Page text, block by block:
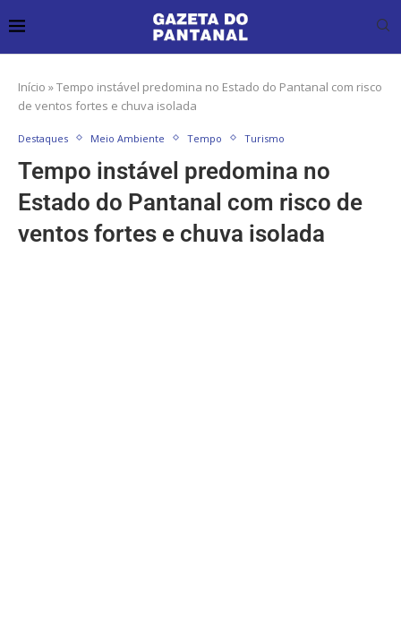
Início »Tempo instável predomina no Estado do Pantanal com risco
de ventos fortes e chuva isolada
Destaques Meio Ambiente Tempo Turismo
Tempo instável predomina no
Estado do Pantanal com risco de
ventos fortes e chuva isolada